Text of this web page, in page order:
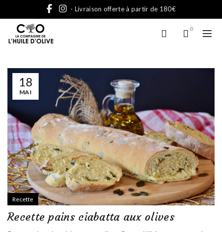
- Livraison offerte à partir de 180€
0
18
MAI
Recette
Recette pains ciabatta aux olives